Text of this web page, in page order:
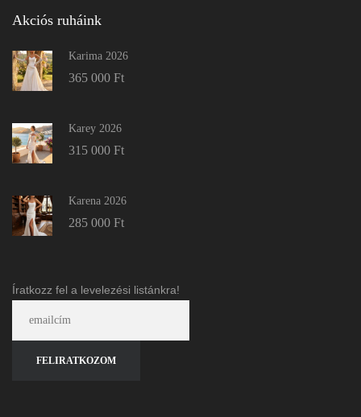
Akciós ruháink
Karima 2026
365 000 Ft
Karey 2026
315 000 Ft
Karena 2026
285 000 Ft
Íratkozz fel a levelezési listánkra!